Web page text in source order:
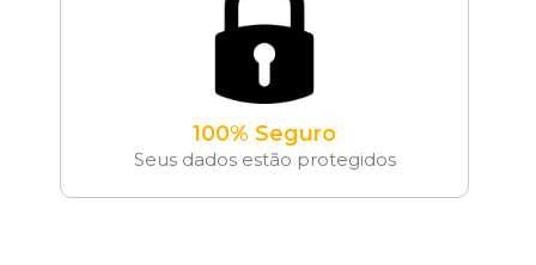
100% Seguro
Seus dados estão protegidos